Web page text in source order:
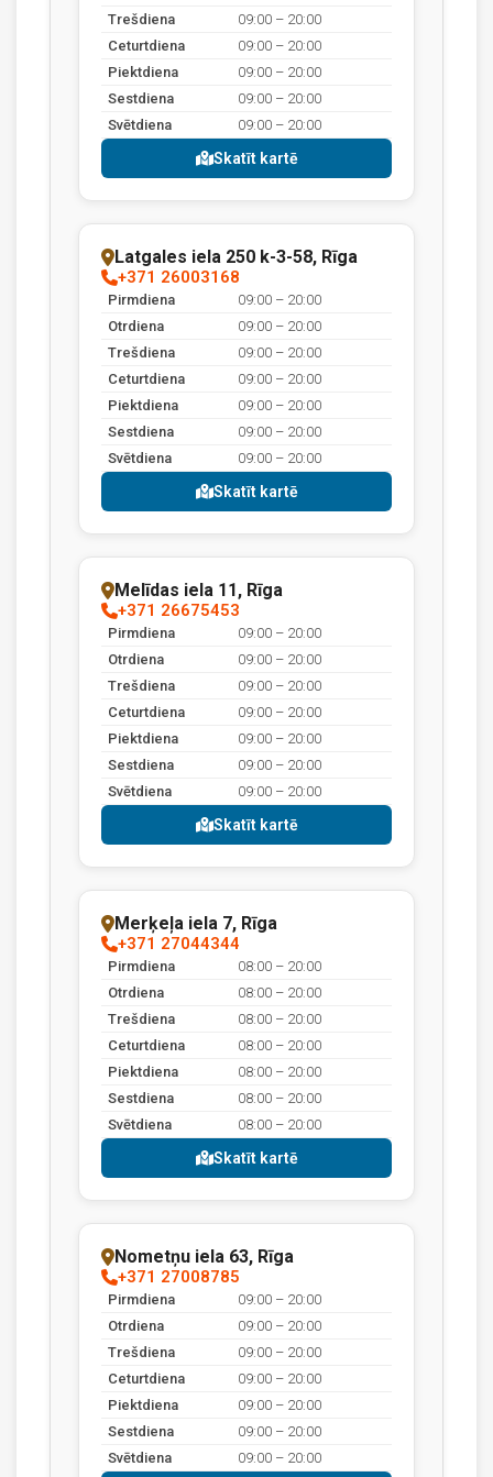
Trešdiena
09:00 – 20:00
Ceturtdiena
09:00 – 20:00
Piektdiena
09:00 – 20:00
Sestdiena
09:00 – 20:00
Svētdiena
09:00 – 20:00
Skatīt kartē
Latgales iela 250 k-3-58, Rīga
+371 26003168
Pirmdiena
09:00 – 20:00
Otrdiena
09:00 – 20:00
Trešdiena
09:00 – 20:00
Ceturtdiena
09:00 – 20:00
Piektdiena
09:00 – 20:00
Sestdiena
09:00 – 20:00
Svētdiena
09:00 – 20:00
Skatīt kartē
Melīdas iela 11, Rīga
+371 26675453
Pirmdiena
09:00 – 20:00
Otrdiena
09:00 – 20:00
Trešdiena
09:00 – 20:00
Ceturtdiena
09:00 – 20:00
Piektdiena
09:00 – 20:00
Sestdiena
09:00 – 20:00
Svētdiena
09:00 – 20:00
Skatīt kartē
Merķeļa iela 7, Rīga
+371 27044344
Pirmdiena
08:00 – 20:00
Otrdiena
08:00 – 20:00
Trešdiena
08:00 – 20:00
Ceturtdiena
08:00 – 20:00
Piektdiena
08:00 – 20:00
Sestdiena
08:00 – 20:00
Svētdiena
08:00 – 20:00
Skatīt kartē
Nometņu iela 63, Rīga
+371 27008785
Pirmdiena
09:00 – 20:00
Otrdiena
09:00 – 20:00
Trešdiena
09:00 – 20:00
Ceturtdiena
09:00 – 20:00
Piektdiena
09:00 – 20:00
Sestdiena
09:00 – 20:00
Svētdiena
09:00 – 20:00